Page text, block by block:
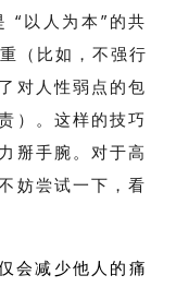
“以人为本”的共
（比如，不强行
对人性弱点的包
）。这样的技巧
掰手腕。对于高
妨尝试一下，看
会减少他人的痛